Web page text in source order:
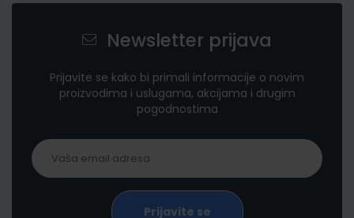
Newsletter prijava
Prijavite se kako bi primali informacije o novim
proizvodima i uslugama, akcijama i drugim
pogodnostima